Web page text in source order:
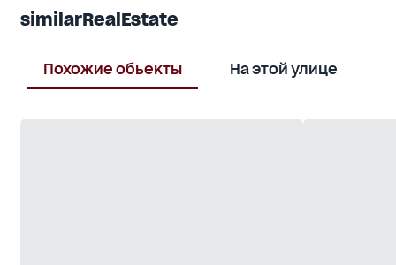
similarRealEstate
Похожие обьекты На этой улице